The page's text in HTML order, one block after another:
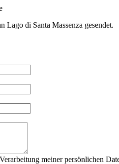
Lago di Santa Massenza gesendet.
meiner persönlichen